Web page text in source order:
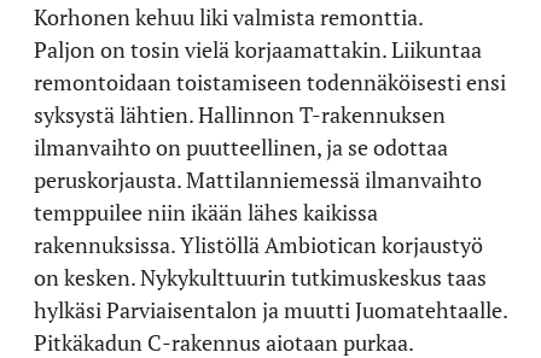
Korhonen kehuu liki valmista remonttia.
Paljon on tosin vielä korjaamattakin. Liikuntaa
remontoidaan toistamiseen todennäköisesti ensi
syksystä lähtien. Hallinnon T-rakennuksen
ilmanvaihto on puutteellinen, ja se odottaa
peruskorjausta. Mattilanniemessä ilmanvaihto
temppuilee niin ikään lähes kaikissa
rakennuksissa. Ylistöllä Ambiotican korjaustyö
on kesken. Nykykulttuurin tutkimuskeskus taas
hylkäsi Parviaisentalon ja muutti Juomatehtaalle.
Pitkäkadun C-rakennus aiotaan purkaa.